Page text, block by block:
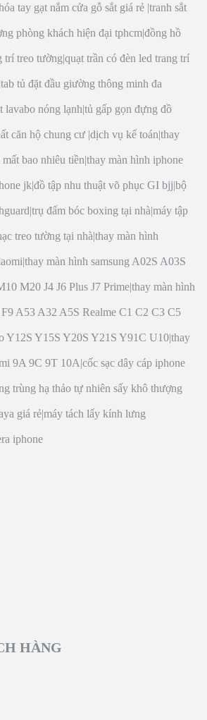
tay gạt nắm cửa gỗ sắt giá rẻ |tranh sắt
phòng khách hiện đại tphcm|đồng hồ
trí treo tường|quạt trần có đèn led trang trí
|tab tủ đặt đầu giường thông minh đa
lavabo nóng lạnh|tủ gấp gọn đựng đồ
căn hộ chung cư |dịch vụ kế toán|thay
bao nhiêu tiền|thay màn hình iphone
jk|đồ tập nhu thuật võ phục GI bjj|bộ
|trụ đấm bóc boxing tại nhà|máy tập
treo tường tại nhà|thay màn hình
|thay màn hình samsung A02S A03S
M20 J4 J6 Plus J7 Prime|thay màn hình
A53 A32 A5S Realme C1 C2 C3 C5
Y12S Y15S Y20S Y21S Y91C U10|thay
9A 9C 9T 10A|cốc sạc dây cáp iphone
trùng hạ thảo tự nhiên sấy khô thượng
giá rẻ|máy tách lấy kính lưng
iphone
HÀNG